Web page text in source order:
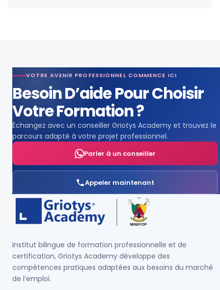
VOTRE AVENIR PROFESSIONNEL COMMENCE ICI
Besoin D’aide Pour Choisir
Votre Formation ?
Échangez avec un conseiller Griotys Academy et trouvez le
parcours adapté à votre projet professionnel.
Parler à un conseiller
Appeler maintenant
Institut bilingue de formation professionnelle et de
certification, Griotys Academy développe des
compétences pratiques adaptées aux besoins du marché
de l’emploi.